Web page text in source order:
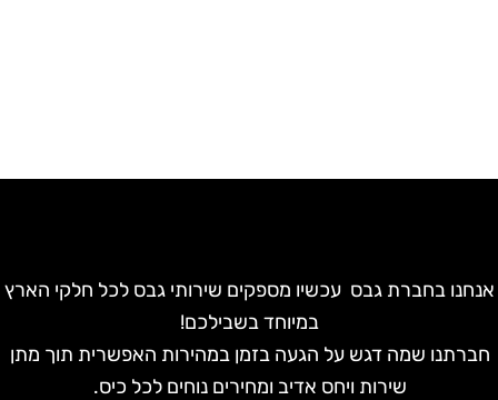
בחברת גבס עכשיו מספקים שירותי גבס לכל חלקי הארץ
במיוחד בשבילכם!
חברתנו שמה דגש על הגעה בזמן במהירות האפשרית תוך מתן
שירות ויחס אדיב ומחירים נוחים לכל כיס.